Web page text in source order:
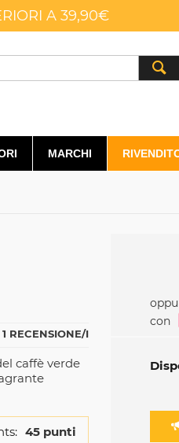
A 39,90€
MARCHI
1 RECENSIONE/I
caffè verde
45 punti
con